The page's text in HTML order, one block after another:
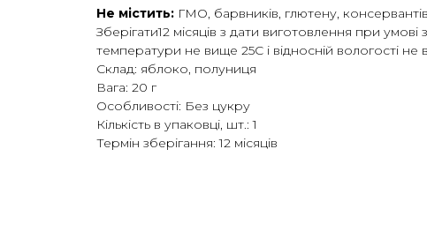
Не містить: ГМО, барвників, глютену,
Зберігати12 місяців з дати виготовлення при умові
температури не вище 25С і відносній вологості не
Склад: яблоко, полуниця
Вага: 20 г
Особливості: Без цукру
Кількість в упаковці, шт.: 1
Термін зберігання: 12 місяців